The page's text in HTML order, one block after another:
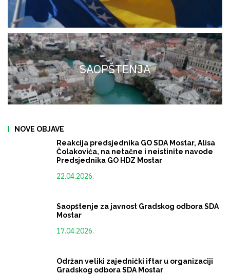
SAOPŠTENJA
NOVE OBJAVE
Reakcija predsjednika GO SDA Mostar, Alisa
Čolakovića, na netačne i neistinite navode
Predsjednika GO HDZ Mostar
22.04.2026.
Saopštenje za javnost Gradskog odbora SDA
Mostar
17.04.2026.
Održan veliki zajednički iftar u organizaciji
Gradskog odbora SDA Mostar